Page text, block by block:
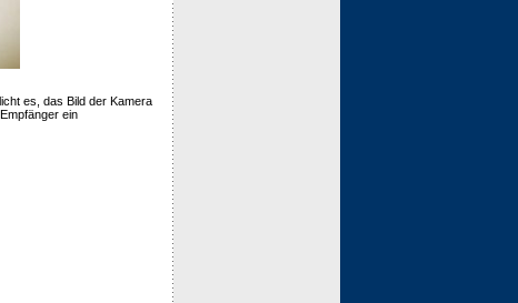
es, das Bild der Kamera
ein